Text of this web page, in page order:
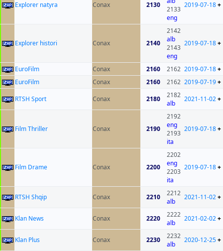
Explorer natyra Conax 2130
2133
eng
2019-07-18+
Explorer histori Conax 2140
2142
alb
2143
eng
2019-07-18+
EuroFilm Conax 2160 2162 2019-07-18+
EuroFilm
Conax 2160 2162 2019-07-19+
RTSH Sport
Conax 2180
2182
alb
2021-11-02+
Film Thriller Conax 2190
2192
eng
2193
ita
2019-07-18+
Film Drame Conax 2200
2202
eng
2203
ita
2019-07-18+
RTSH Shqip Conax 2210
2212
alb
2021-11-02+
Klan News Conax 2220
2222
alb
2021-02-02+
Klan Plus Conax 2230
2232
alb
2020-12-25+